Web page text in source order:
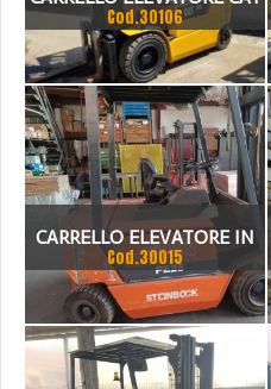
EP 30K PAC
Cod.30106
CARRELLO ELEVATORE IN
VENDITA: STEINBOCK
BOSS PE 25 MP MK VI A-1
DEL 1998
Cod.30015